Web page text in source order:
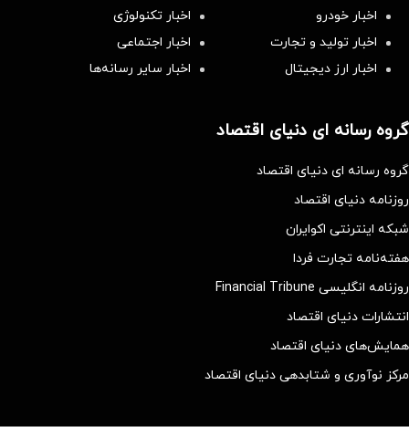
اخبار خودرو
اخبار تکنولوژی
اخبار تولید و تجارت
اخبار اجتماعی
اخبار ارز دیجیتال
اخبار سایر رسانه‌‌ها
گروه رسانه ای دنیای اقتصاد
گروه رسانه ای دنیای اقتصاد
روزنامه دنیای اقتصاد
شبکه اینترنتی اکوایران
هفته‌نامه تجارت فردا
روزنامه انگلیسی Financial Tribune
انتشارات دنیای اقتصاد
همایش‌های دنیای اقتصاد
مرکز نوآوری و شتابدهی دنیای اقتصاد